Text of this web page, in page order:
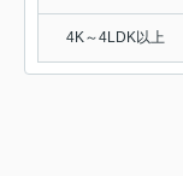
4K～4LDK以上